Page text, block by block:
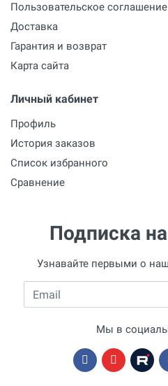
Пользовательское соглашение
Доставка
Гарантия и возврат
Карта сайта
Личный кабинет
Профиль
История заказов
Список избранного
Сравнение
Подписка
Узнавайте первыми о
Email
Мы в